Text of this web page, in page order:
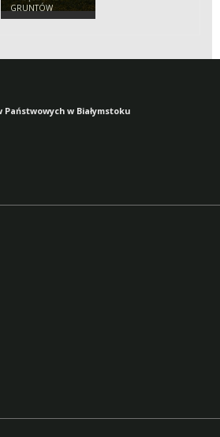
GRUNTÓW
LEŚNYCH Z
w Białymstoku